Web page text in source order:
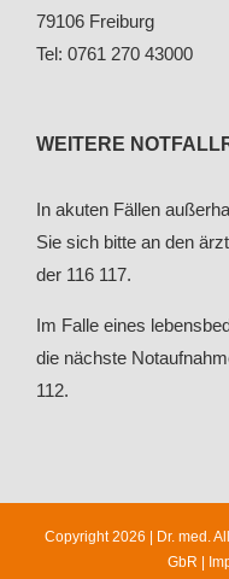
79106 Freiburg
Tel: 0761 270 43000
WEITERE
In akuten Fällen
Sie sich bitte an den
der 116 117.
Im Falle eines
die nächste
112.
Copyright 2026 | Dr. med.
GbR |